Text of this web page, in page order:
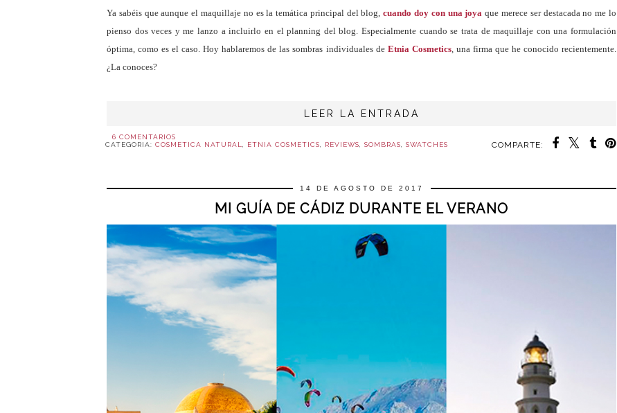
Ya sabéis que aunque el maquillaje no es la temática principal del blog,cuando doy con una joya que merece ser destacada no me lo
pienso dos veces y me lanzo a incluirlo en el planning del blog. Especialmente cuando se trata de maquillaje con una formulación
óptima, como es el caso. Hoy hablaremos de las sombras individuales de Etnia Cosmetics, una firma que he conocido recientemente.
¿La conoces?
LEER LA ENTRADA
COMPARTE:
6 COMENTARIOS
CATEGORIA: COSMETICA NATURAL, ETNIA COSMETICS, REVIEWS, SOMBRAS, SWATCHES
14 DE AGOSTO DE 2017
MI GUÍA DE CÁDIZ DURANTE EL VERANO